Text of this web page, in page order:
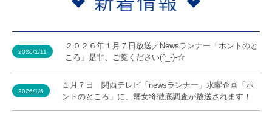
2026/1/11
２０２６年１月７日放送／Newsランナー「ホントのと
ころ」是非、ご覧ください(^_-)-☆
2026/1/6
１月７日 関西テレビ「newsランナー」水曜企画「ホ
ントのところ」に、蟹女将徹底調査が放送されます！